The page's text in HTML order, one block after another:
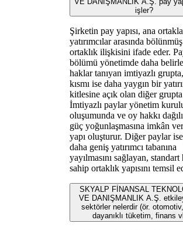
işler?
Şirketin pay yapısı, ana
yatırımcılar arasında
ortaklık ilişkisini ifade eder.
bölümü yönetimde daha
haklar tanıyan imtiyazlı
kısmı ise daha yaygın bir
kitlesine açık olan diğer grupta
İmtiyazlı paylar yönetim
oluşumunda ve oy hakkı
güç yoğunlaşmasına imkân
yapı oluşturur. Diğer paylar
daha geniş yatırımcı tabanına
yayılmasını sağlayan, standart
sahip ortaklık yapısını temsil
SKYALP FİNANSAL
VE DANIŞMANLIK A.Ş.
sektörler nelerdir (ör.
dayanıklı tüketim, finans